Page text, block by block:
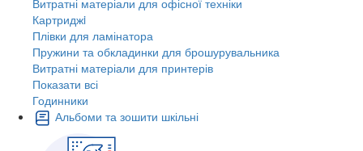
Картриджi
Плівки для ламінатора
Пружини та обкладинки для брошурувальника
Витратні матеріали для принтерів
Показати всі
Годинники
Альбоми та зошити шкільні